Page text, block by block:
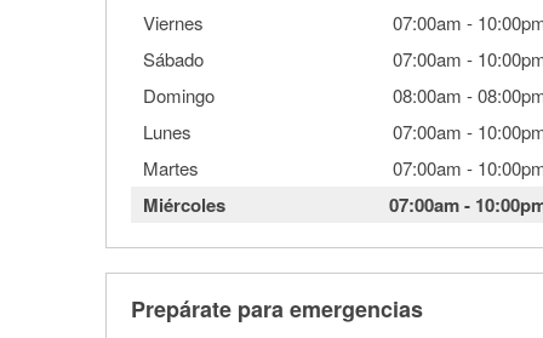
Viernes
07:00am -
Sábado
07:00am -
Domingo
08:00am -
Lunes
07:00am -
Martes
07:00am -
Miércoles 07:00am-
Prepárate para emergencias